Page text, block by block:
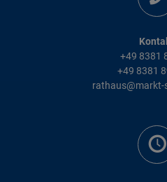
+49 8381
+49 8381
rathaus@markt-